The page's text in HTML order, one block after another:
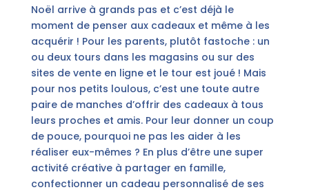
Noël arrive à grands pas et c’est déjà le
moment de penser aux cadeaux et même à les
acquérir ! Pour les parents, plutôt fastoche : un
ou deux tours dans les magasins ou sur des
sites de vente en ligne et le tour est joué ! Mais
pour nos petits loulous, c’est une toute autre
paire de manches d’offrir des cadeaux à tous
leurs proches et amis. Pour leur donner un coup
de pouce, pourquoi ne pas les aider à les
réaliser eux-mêmes ? En plus d’être une super
activité créative à partager en famille,
confectionner un cadeau personnalisé de ses